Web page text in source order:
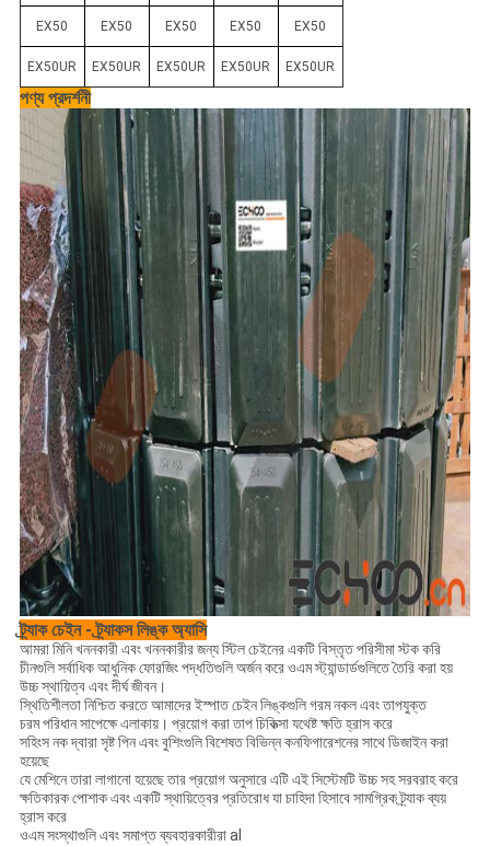
EX50 EX50 EX50 EX50 EX50
EX50UR EX50UR EX50UR EX50UR EX50UR
পণ্য প্রদর্শনী
ট্র্যাক চেইন - ট্র্যাকস লিঙ্ক অ্যাসি
আমরা মিনি খননকারী এবং খননকারীর জন্য স্টিল চেইনের একটি বিস্তৃত পরিসীমা স্টক করি
চীনগুলি সর্বাধিক আধুনিক ফোরজিং পদ্ধতিগুলি অর্জন করে ওএম স্ট্যান্ডার্ডগুলিতে তৈরি করা হয়
উচ্চ স্থায়িত্ব এবং দীর্ঘ জীবন।
স্থিতিশীলতা নিশ্চিত করতে আমাদের ইস্পাত চেইন লিঙ্কগুলি গরম নকল এবং তাপযুক্ত
চরম পরিধান সাপেক্ষে এলাকায়। প্রয়োগ করা তাপ চিকিত্সা যথেষ্ট ক্ষতি হ্রাস করে
সহিংস নক দ্বারা সৃষ্ট পিন এবং বুশিংগুলি বিশেষত বিভিন্ন কনফিগারেশনের সাথে ডিজাইন করা
হয়েছে
যে মেশিনে তারা লাগানো হয়েছে তার প্রয়োগ অনুসারে এটি এই সিস্টেমটি উচ্চ সহ সরবরাহ করে
ক্ষতিকারক পোশাক এবং একটি স্থায়িত্বের প্রতিরোধ যা চাহিদা হিসাবে সামগ্রিক ট্র্যাক ব্যয়
হ্রাস করে
ওএম সংস্থাগুলি এবং সমাপ্ত ব্যবহারকারীরা al